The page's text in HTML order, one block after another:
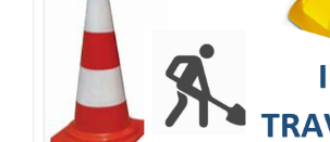
Environnement
Aménagement & Travaux